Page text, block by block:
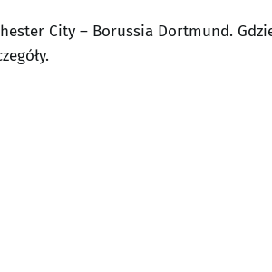
City – Borussia Dortmund.